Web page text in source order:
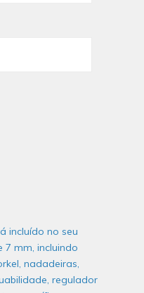
incluído no seu
7 mm, incluindo
nadadeiras,
regulador